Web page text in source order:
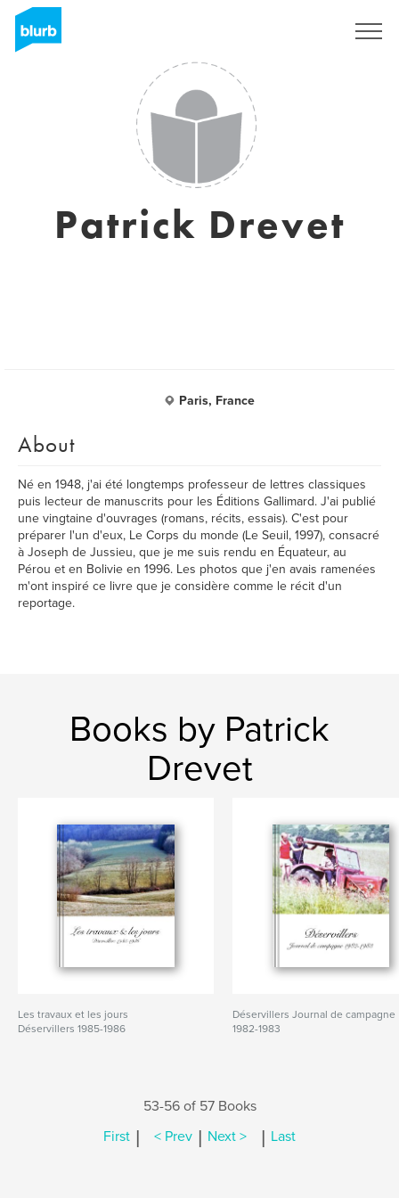
Patrick Drevet
Paris, France
About
Né en 1948, j'ai été longtemps professeur de lettres classiques
puis lecteur de manuscrits pour les Éditions Gallimard. J'ai publié
une vingtaine d'ouvrages (romans, récits, essais). C'est pour
préparer l'un d'eux, Le Corps du monde (Le Seuil, 1997), consacré
à Joseph de Jussieu, que je me suis rendu en Équateur, au
Pérou et en Bolivie en 1996. Les photos que j'en avais ramenées
m'ont inspiré ce livre que je considère comme le récit d'un
reportage.
Books by Patrick
Drevet
Les travaux et les jours
Déservillers 1985-1986
Déservillers Journal de campagne
1982-1983
53-56 of 57 Books
First | < Prev | Next > | Last